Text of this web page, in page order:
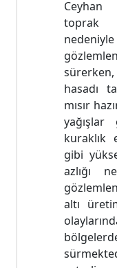
Ceyhan
toprak
hasadı
mısır
kuraklık
gibi
azlığı
altı